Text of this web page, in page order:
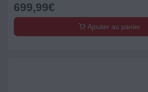
699,99€
Ajouter au panier